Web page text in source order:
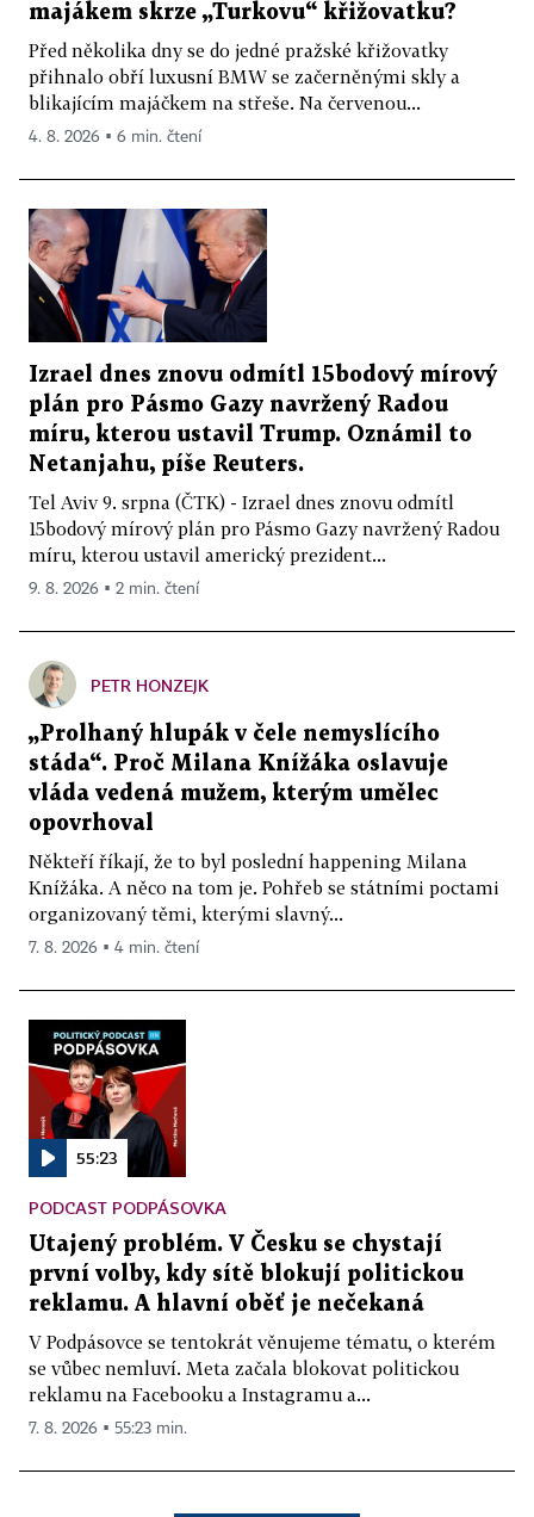
majákem skrze „Turkovu“ křižovatku?
Před několika dny se do jedné pražské křižovatky
přihnalo obří luxusní BMW se začerněnými skly a
blikajícím majáčkem na střeše. Na červenou...
4. 8. 2026 ▪ 6 min. čtení
Izrael dnes znovu odmítl 15bodový mírový
plán pro Pásmo Gazy navržený Radou
míru, kterou ustavil Trump. Oznámil to
Netanjahu, píše Reuters.
Tel Aviv 9. srpna (ČTK) - Izrael dnes znovu odmítl
15bodový mírový plán pro Pásmo Gazy navržený Radou
míru, kterou ustavil americký prezident...
9. 8. 2026 ▪ 2 min. čtení
PETR HONZEJK
„Prolhaný hlupák v čele nemyslícího
stáda“. Proč Milana Knížáka oslavuje
vláda vedená mužem, kterým umělec
opovrhoval
Někteří říkají, že to byl poslední happening Milana
Knížáka. A něco na tom je. Pohřeb se státními poctami
organizovaný těmi, kterými slavný...
7. 8. 2026 ▪ 4 min. čtení
55:23
PODCAST PODPÁSOVKA
Utajený problém. V Česku se chystají
první volby, kdy sítě blokují politickou
reklamu. A hlavní oběť je nečekaná
V Podpásovce se tentokrát věnujeme tématu, o kterém
se vůbec nemluví. Meta začala blokovat politickou
reklamu na Facebooku a Instagramu a...
7. 8. 2026 ▪ 55:23 min.